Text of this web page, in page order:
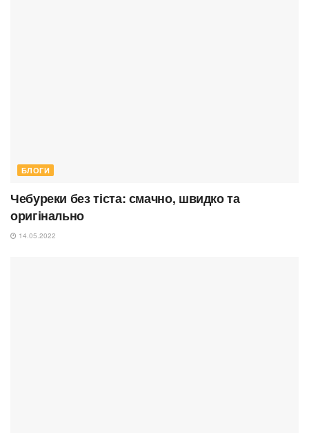
БЛОГИ
Чебуреки без тіста: смачно, швидко та
оригінально
14.05.2022